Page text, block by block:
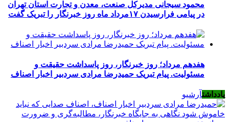
محمود سیجانی مدیرکل صنعت، معدن و تجارت استان تهران
در پیامی فرارسیدن ۱۷مرداد ماه روز خبرنگار را تبریک گفت
هفدهم مرداد؛ روز خبرنگار، روز پاسداشت حقیقت و
مسئولیت. پیام تبریک حمیدرضا مرادی سردبیر اخبار اصناف
یادداشتآرشیو